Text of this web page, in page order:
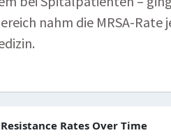
nahm die MRSA-